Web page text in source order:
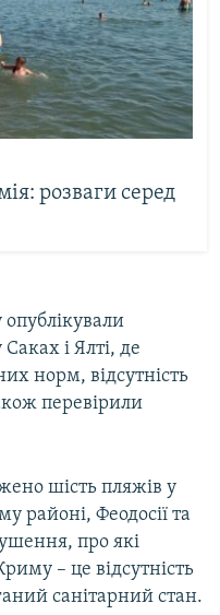
розваги серед
і Ялті, де
норм, відсутність
перевірили
шість пляжів у
районі, Феодосії та
про які
– це відсутність
санітарний стан.